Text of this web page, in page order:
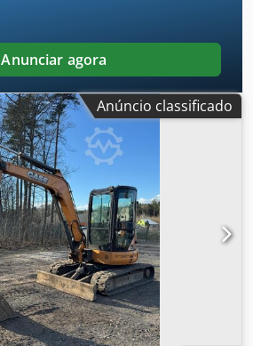
Anunciar agora
Anúncio classificado